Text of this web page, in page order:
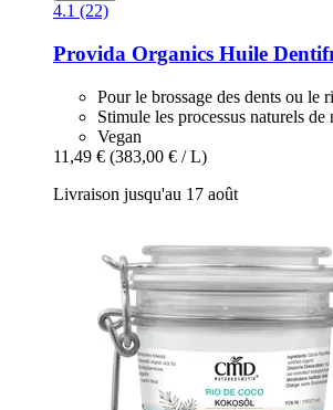
4.1 (22)
Provida Organics Huile
Pour le brossage des dents ou le
Stimule les processus naturels de
Vegan
11,49 € (383,00 € / L)
Livraison jusqu'au 17 août